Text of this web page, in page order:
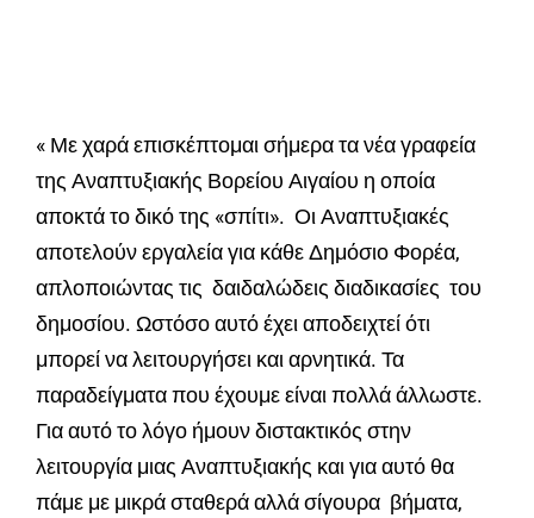
« Με χαρά επισκέπτομαι σήμερα τα νέα γραφεία
της Αναπτυξιακής Βορείου Αιγαίου η οποία
αποκτά το δικό της «σπίτι». Οι Αναπτυξιακές
αποτελούν εργαλεία για κάθε Δημόσιο Φορέα,
απλοποιώντας τις δαιδαλώδεις διαδικασίες του
δημοσίου. Ωστόσο αυτό έχει αποδειχτεί ότι
μπορεί να λειτουργήσει και αρνητικά. Τα
παραδείγματα που έχουμε είναι πολλά άλλωστε.
Για αυτό το λόγο ήμουν διστακτικός στην
λειτουργία μιας Αναπτυξιακής και για αυτό θα
πάμε με μικρά σταθερά αλλά σίγουρα βήματα,